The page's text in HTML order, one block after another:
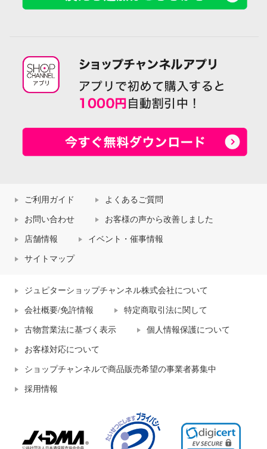
ご利用ガイド よくあるご質問
お問い合わせ お客様の声から改善しました
店舗情報 イベント・催事情報
サイトマップ
ジュピターショップチャンネル株式会社について
会社概要/免許情報 特定商取引法に関して
古物営業法に基づく表示 個人情報保護について
お客様対応について
ショップチャンネルで商品販売希望の事業者募集中
採用情報